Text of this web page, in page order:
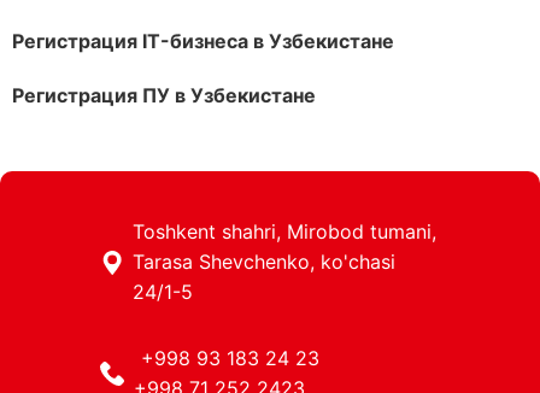
Регистрация IT-бизнеса в Узбекистане
Регистрация ПУ в Узбекистане
Toshkent shahri, Mirobod tumani,
Tarasa Shevchenko, ko'chasi
24/1-5
+998 93 183 24 23
+998 71 252 2423